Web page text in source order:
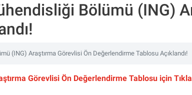
Bölümü (ING)
(ING) Araştırma Görevlisi Ön Değerlendirme Tablosu Açıklandı!
Görevlisi Ön Değerlendirme Tablosu için